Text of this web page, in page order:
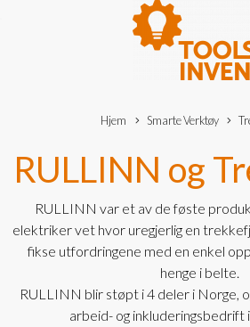
Hjem Smarte Verktøy
RULLINN og
RULLINN var et av de føste
elektriker vet hvor uregjerlig en
fikse utfordringene med en enkel
henge i belte.
RULLINN blir støpt i 4 deler i Norge,
arbeid- og inkluderingsbedrift